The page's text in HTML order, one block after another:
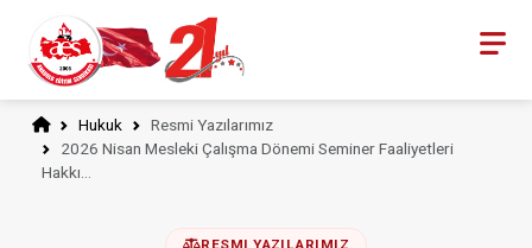
Hukuk
Resmi Yazılarımız
2026 Nisan Mesleki Çalışma Dönemi Seminer Faaliyetleri
Hakkı…
RESMI YAZILARIMIZ